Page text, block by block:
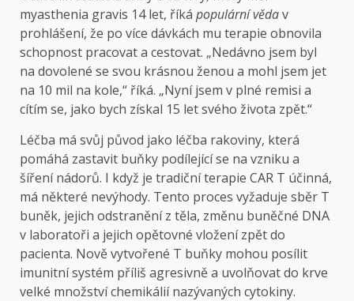
myasthenia gravis 14 let, říká populární vědav
prohlášení, že po více dávkách mu terapie obnovila
schopnost pracovat a cestovat. „Nedávno jsem byl
na dovolené se svou krásnou ženou a mohl jsem jet
na 10 mil na kole,“ říká. „Nyní jsem v plné remisi a
cítím se, jako bych získal 15 let svého života zpět.“
Léčba má svůj původ jako léčba rakoviny, která
pomáhá zastavit buňky podílející se na vzniku a
šíření nádorů. I když je tradiční terapie CAR T účinná,
má některé nevýhody. Tento proces vyžaduje sběr T
buněk, jejich odstranění z těla, změnu buněčné DNA
v laboratoři a jejich opětovné vložení zpět do
pacienta. Nově vytvořené T buňky mohou posílit
imunitní systém příliš agresivně a uvolňovat do krve
velké množství chemikálií nazývaných cytokiny.